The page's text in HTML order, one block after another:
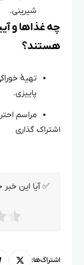
شیرینی.
چه غذاها و
هستند؟
تهیهٔ
پاییزی.
مراسم
اشتراک گذاری
✅ آیا این خبر
اشتراک‌ها: